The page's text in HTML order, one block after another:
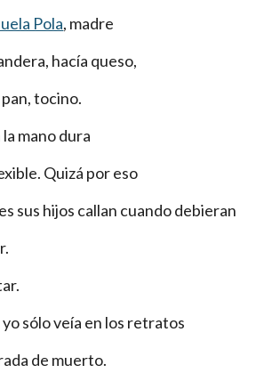
Pola, madre
hacía queso,
tocino.
la mano dura
Quizá por eso
sus hijos callan cuando debieran
sólo veía en los retratos
de muerto.